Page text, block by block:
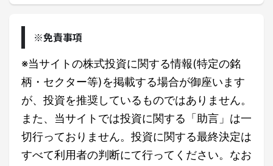
※免責事項
※当サイトの株式投資に関する情報(特定の銘
柄・セクター等)を掲載する場合が御座います
が、投資を推奨しているものではありません。
また、当サイトでは投資に関する「助言」は一
切行っておりません。投資に関する最終決定は
すべて利用者の判断にて行ってください。なお